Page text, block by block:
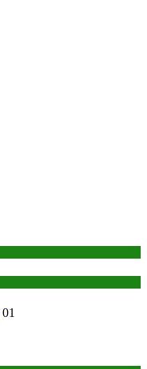
01